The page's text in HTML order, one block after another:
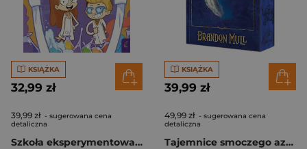
KSIĄŻKA
32,99 zł
39,99 zł - sugerowana cena
detaliczna
Szkoła eksperymentowania. Młodzi Odkrywcy
KSIĄŻKA
39,99 zł
49,99 zł - sugerowana cena
detaliczna
Tajemnice smoczego azylu. Baśniobór. Tom 4 (ilustrowane brzegi)